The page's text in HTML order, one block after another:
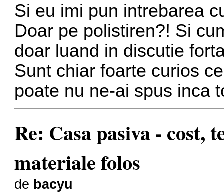
Si eu imi pun intrebarea
Doar pe polistiren?! Si
doar luand in discutie
Sunt chiar foarte curios
poate nu ne-ai spus inca
Re: Casa pasiva - cost,
materiale folos
de bacyu